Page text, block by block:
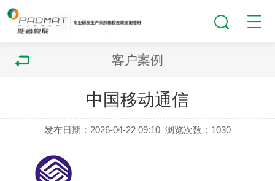
客户案例
中国移动通信
发布日期：2026-04-22 09:10 浏览次数： 1030